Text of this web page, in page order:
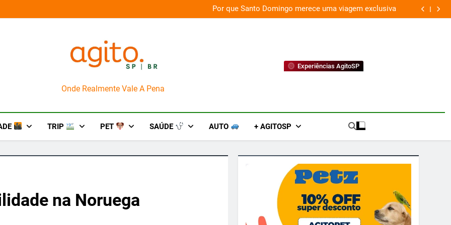
Fim do improviso no socorro ao diabetes
AgitoSP
Onde Realmente Vale A Pena
Experiências AgitoSP
TRIP PET SAÚDE AUTO + AGITOSP
na Noruega